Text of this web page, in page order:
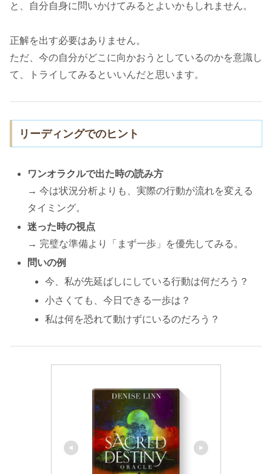
と、自分自身に問いかけてみるとよいかもしれません。
正解を出す必要はありません。
ただ、今の自分がどこに向かおうとしているのかを意識し
て、トライしてみるといいんだと思います。
リーディングでのヒント
ワンオラクルで出た時の読み方
→ 今は状況分析よりも、実際の行動が流れを変える
タイミング。
迷った時の視点
→ 完璧な準備より「まず一歩」を優先してみる。
問いの例
今、私が先延ばしにしている行動は何だろう？
小さくても、今日できる一歩は？
私は何を恐れて動けずにいるのだろう？